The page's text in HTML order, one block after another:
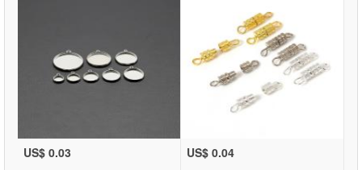
US$ 0.03 US$ 0.04